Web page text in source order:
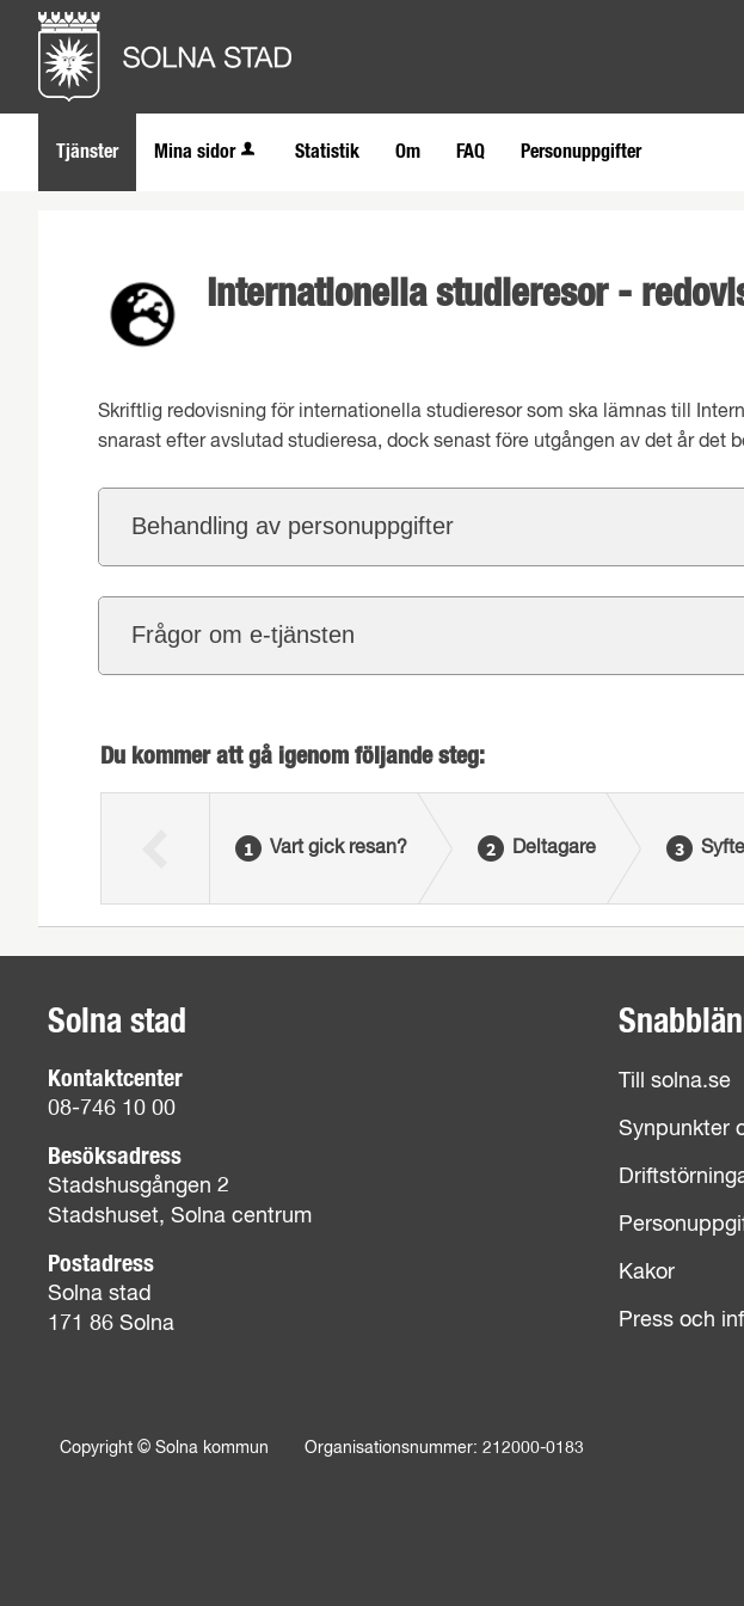
Tjänster Mina sidor Statistik Om FAQ Personuppgifter
Internationella studieresor -
Skriftlig redovisning för internationella studieresor som ska lämnas till
snarast efter avslutad studieresa, dock senast före utgången av det år det
Behandling av personuppgifter
Frågor om e-tjänsten
Du kommer att gå igenom följande steg:
Vart gick resan? Deltagare
Solna stad
Kontaktcenter
08-746 10 00
Besöksadress
Stadshusgången 2
Stadshuset, Solna centrum
Postadress
Solna stad
171 86 Solna
Till solna.se
Synpunkter
Kakor
Press och
Copyright © Solna kommun Organisationsnummer: 212000-0183